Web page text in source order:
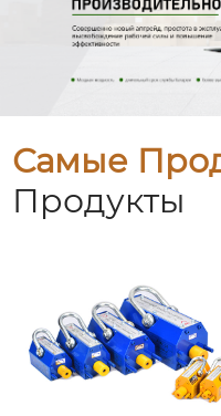
Самые
Продукты